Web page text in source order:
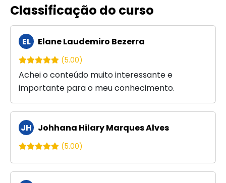
Classificação do curso
EL Elane Laudemiro Bezerra
(5.00)
Achei o conteúdo muito interessante e
importante para o meu conhecimento.
JH Johhana Hilary Marques Alves
(5.00)